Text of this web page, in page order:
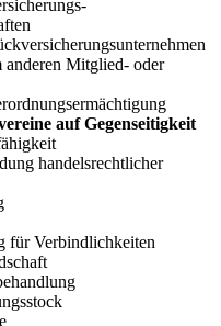
anderen Mitglied- oder
auf Gegenseitigkeit
handelsrechtlicher
für Verbindlichkeiten